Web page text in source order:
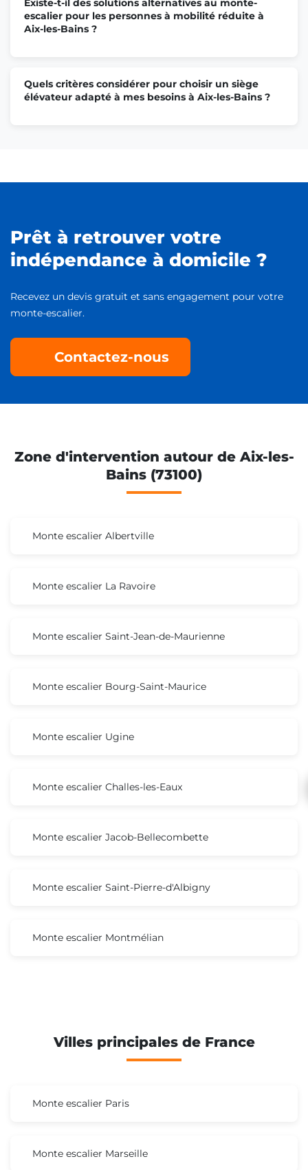
Existe-t-il des solutions alternatives au monte-
escalier pour les personnes à mobilité réduite à
Aix-les-Bains ?
Quels critères considérer pour choisir un siège
élévateur adapté à mes besoins à Aix-les-Bains ?
Prêt à retrouver votre
indépendance à domicile ?
Recevez un devis gratuit et sans engagement pour votre
monte-escalier.
Contactez-nous
Zone d'intervention autour de Aix-les-
Bains (73100)
Monte escalier Albertville
Monte escalier La Ravoire
Monte escalier Saint-Jean-de-Maurienne
Monte escalier Bourg-Saint-Maurice
Monte escalier Ugine
Monte escalier Challes-les-Eaux
Monte escalier Jacob-Bellecombette
Monte escalier Saint-Pierre-d'Albigny
Monte escalier Montmélian
Villes principales de France
Monte escalier Paris
Monte escalier Marseille